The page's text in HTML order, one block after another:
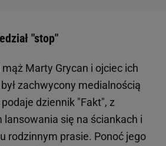
"stop"
Marty Grycan i ojciec ich
zachwycony medialnością
dziennik "Fakt", z
lansowania się na ściankach i
rodzinnym prasie. Ponoć jego